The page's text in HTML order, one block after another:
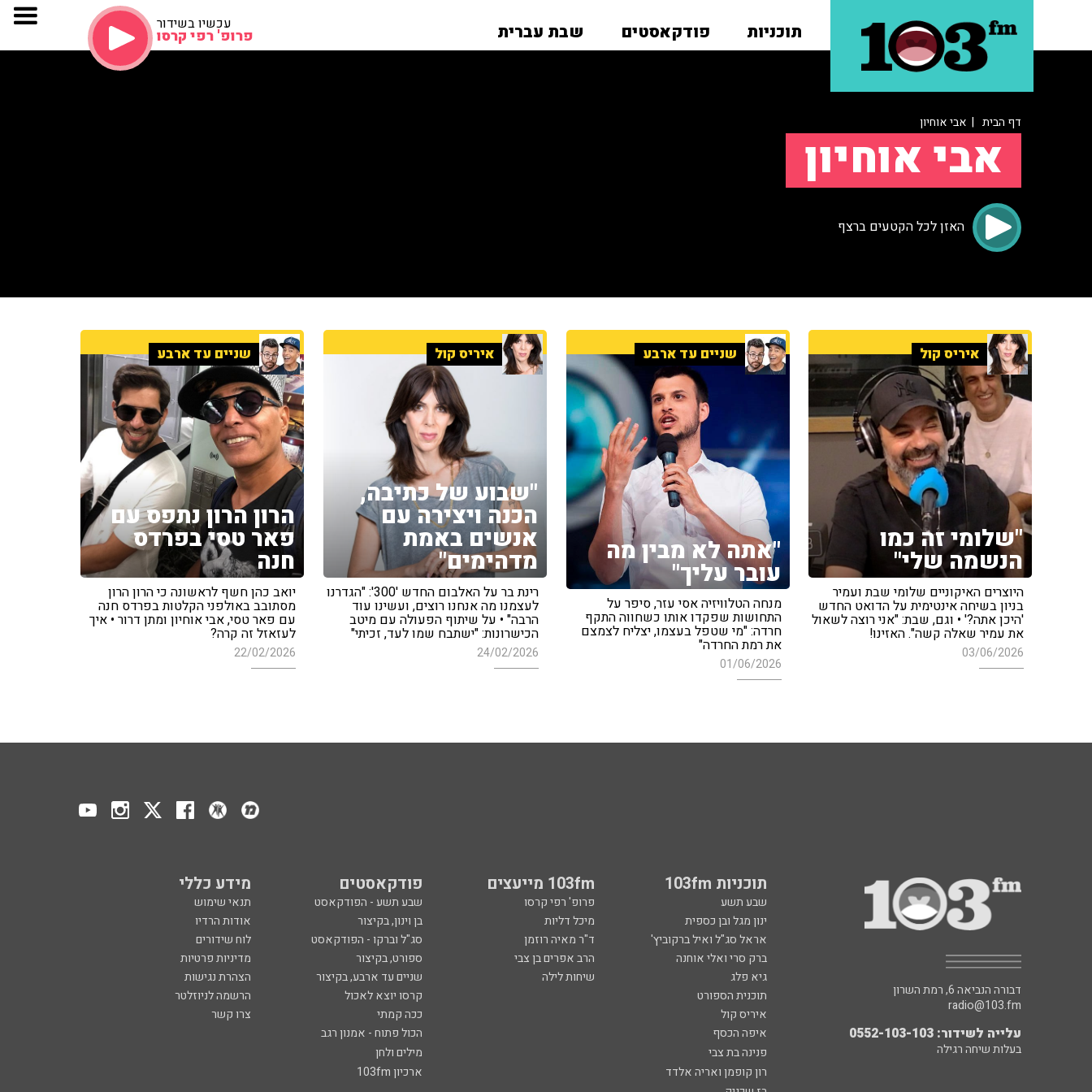
תוכניות פודקאסטים שבת עברית עכשיו בשידור
פרופ' רפי קרסו
דף הבית | אבי אוחיון
אבי אוחיון
האזן לכל הקטעים ברצף
איריס קול
"שלומי זה כמו
הנשמה שלי"
היוצרים האיקוניים שלומי שבת ועמיר
בניון בשיחה אינטימית על הדואט החדש
'היכן אתה?' • וגם, שבת: "אני רוצה לשאול
את עמיר שאלה קשה". האזינו!
03/06/2026
שניים עד ארבע
"אתה לא מבין מה
עובר עליך"
מנחה הטלוויזיה אסי עזר, סיפר על
התחושות שפקדו אותו כשחווה התקף
חרדה: "מי שטפל בעצמו, יצליח לצמצם
את רמת החרדה"
01/06/2026
איריס קול
"שבוע של כתיבה,
הכנה ויצירה עם
אנשים באמת
מדהימים"
רינת בר על האלבום החדש '300': "הגדרנו
לעצמנו מה אנחנו רוצים, ועשינו עוד
הרבה" • על שיתוף הפעולה עם מיטב
הכישרונות: "ישתבח שמו לעד, זכיתי"
24/02/2026
שניים עד ארבע
הרון הרון נתפס עם
פאר טסי בפרדס
חנה
יואב כהן חשף לראשונה כי הרון הרון
מסתובב באולפני הקלטות בפרדס חנה
עם פאר טסי, אבי אוחיון ומתן דרור • איך
לעזאזל זה קרה?
22/02/2026
תוכניות 103fm 103fm מייעצים פודקאסטים מידע כללי
שבע תשע פרופ' רפי קרסו שבע תשע - הפודקאסט
תנאי שימוש
ינון מגל ובן כספית
מיכל דליות בן וינון, בקיצור
אודות הרדיו
אראל סג"ל ואיל ברקוביץ'
ד"ר מאיה רוזמן סג"ל וברקו - הפודקאסט
לוח שידורים
ברק סרי ואלי אוחנה
הרב אפרים בן צבי ספורט, בקיצור
מדיניות פרטיות
גיא פלג
שיחות לילה שניים עד ארבע, בקיצור
הצהרת נגישות
תוכנית הספורט
קרסו יוצא לאכול
הרשמה לניוזלטר
איריס קול
ככה קמתי
צרו קשר
איפה הכסף
הכול פתוח - אמנון רגב
פנינה בת צבי
מילים ולחן
רון קופמן ואריה אלדד
ארכיון 103fm
דבורה הנביאה 6, רמת השרון
radio@103.fm
עלייה לשידור: 0552-103-103
בעלות שיחה רגילה